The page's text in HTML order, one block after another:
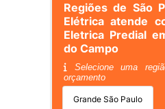
Regiões de São
Elétrica atende
Eletrica Predial
do Campo
Selecione uma
orçamento
Grande São Paulo